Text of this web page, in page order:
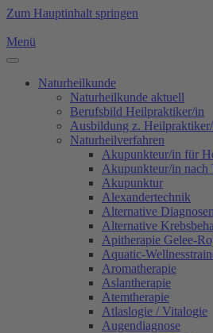
Zum Hauptinhalt springen
Menü
Naturheilkunde
Naturheilkunde aktuell
Berufsbild Heilpraktiker/in
Ausbildung z.
Naturheilverfahren
Akupunkteur/in für
Akupunkteur/in nach
Akupunktur
Alexandertechnik
Alternative
Alternative
Apitherapie Gelee-
Aquatic-
Aromatherapie
Aslantherapie
Atemtherapie
Atlaslogie / Vitalogie
Augendiagnose